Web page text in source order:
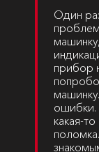
Один
прибор
ошибки.
какая-